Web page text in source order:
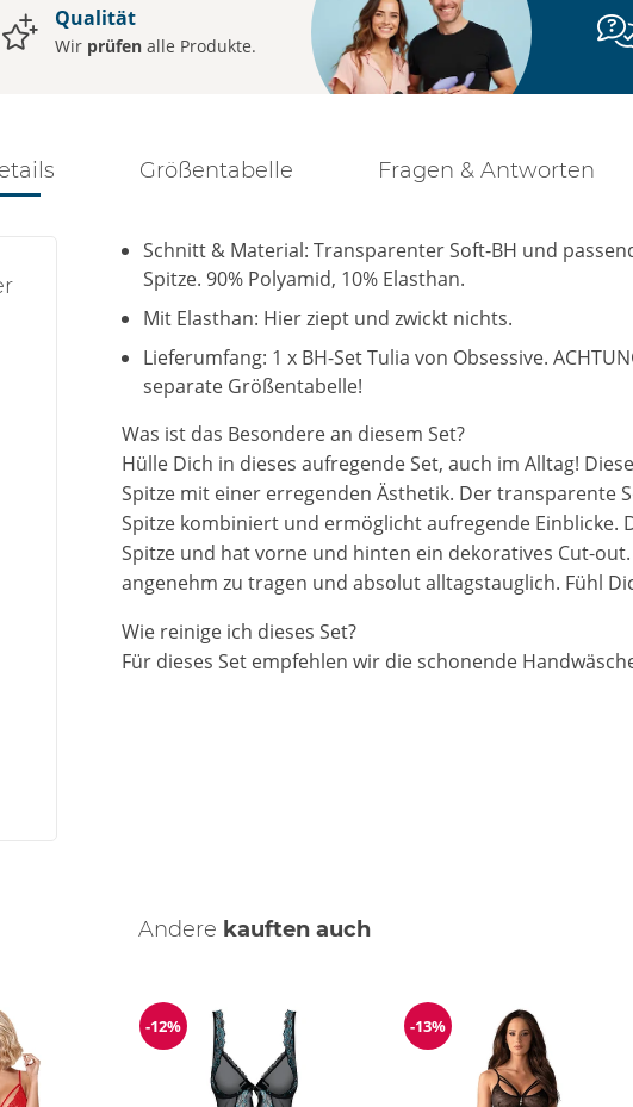
Qualität
Wir prüfen alle Produkte.
Größentabelle Fragen & Antworten
Schnitt & Material: Transparenter Soft-BH und
Spitze. 90% Polyamid, 10% Elasthan.
Mit Elasthan: Hier ziept und zwickt nichts.
Lieferumfang: 1 x BH-Set Tulia von Obsessive.
separate Größentabelle!
Was ist das Besondere an diesem Set?
Hülle Dich in dieses aufregende Set, auch im Alltag!
Spitze mit einer erregenden Ästhetik. Der transparente
Spitze kombiniert und ermöglicht aufregende Einblicke.
Spitze und hat vorne und hinten ein dekoratives Cut-
angenehm zu tragen und absolut alltagstauglich. Fühl
Wie reinige ich dieses Set?
Für dieses Set empfehlen wir die schonende
Andere kauften auch
Reduzierung
-12% Reduzierung
-13%